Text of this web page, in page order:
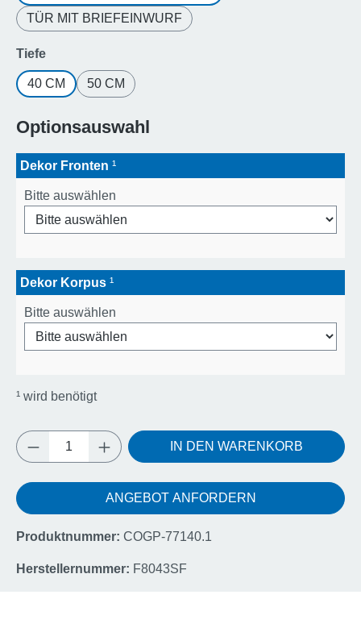
TÜR MIT BRIEFEINWURF
Tiefeauswählen
40 CM 50 CM
Optionsauswahl
Dekor Fronten ¹
Bitte auswählen
Dekor Korpus ¹
Bitte auswählen
¹ wird benötigt
Produkt Anzahl: Gib den gewünschten
IN DEN WARENKORB
ANGEBOT ANFORDERN
Produktnummer: COGP-77140.1
Herstellernummer: F8043SF